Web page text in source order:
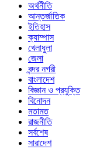
অর্থনীতি
আন্তর্জাতিক
ইতিহাস
ক্যাম্পাস
খেলাধুলা
জেলা
বন্দর নগরী
বাংলাদেশ
বিজ্ঞান ও প্রযুক্তি
বিনোদন
মতামত
রাজনীতি
সর্বশেষ
সারাদেশ